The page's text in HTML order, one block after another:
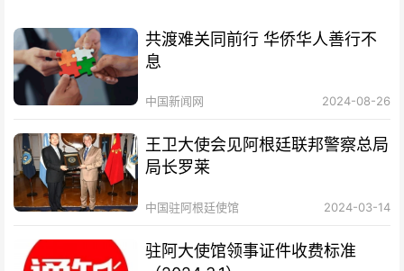
共渡难关同前行 华侨华人善行不
息
中国新闻网 2024-08-26
王卫大使会见阿根廷联邦警察总局
局长罗莱
中国驻阿根廷使馆 2024-03-14
驻阿大使馆领事证件收费标准